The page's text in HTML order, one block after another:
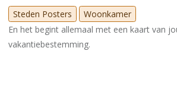
Steden Posters
Woonkamer
En het begint allemaal met een kaart van
vakantiebestemming.